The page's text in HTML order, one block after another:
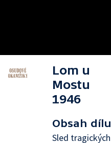
Lom u
Mostu
1946
Obsah dílu
Sled tragických